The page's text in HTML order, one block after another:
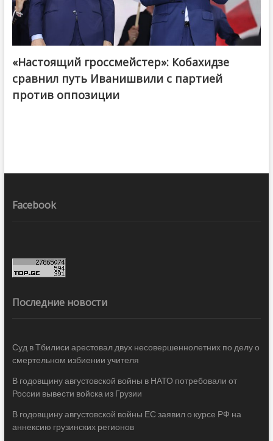
@ქართული ოცნება / Georgian Dream
«Настоящий гроссмейстер»: Кобахидзе
сравнил путь Иванишвили с партией
против оппозиции
Facebook
Последние новости
Суд в Тбилиси арестовал двух несовершеннолетних по делу о
смертельном избиении учителя
В годовщину августовской войны в НАТО потребовали от
России вывести войска из Грузии
В годовщину августовской войны ЕС заявил о курсе РФ на
аннексию грузинских регионов